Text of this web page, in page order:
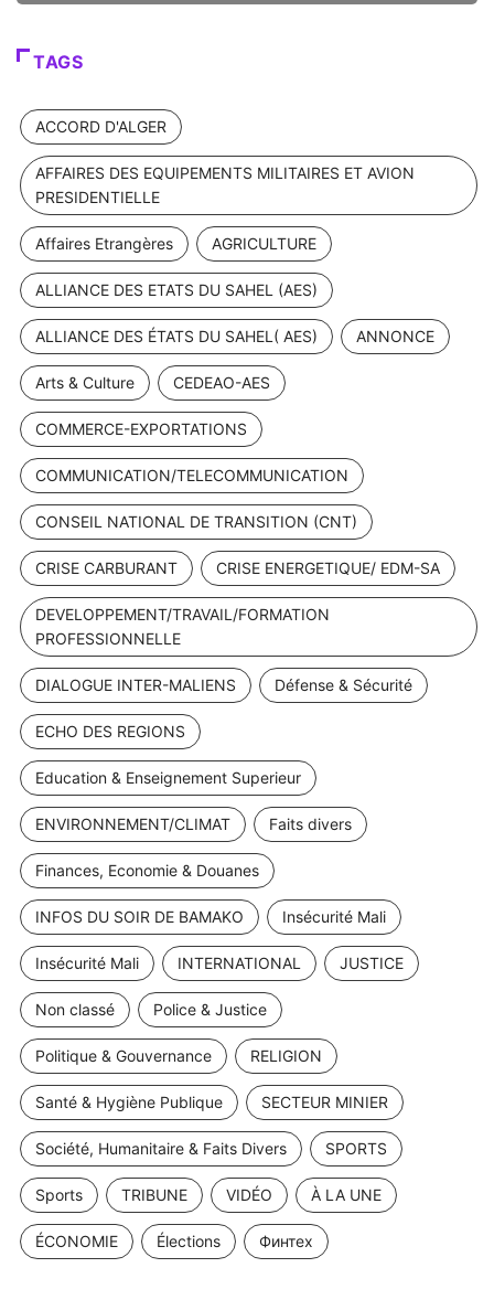
TAGS
ACCORD D'ALGER
AFFAIRES DES EQUIPEMENTS MILITAIRES ET AVION
PRESIDENTIELLE
Affaires Etrangères AGRICULTURE
ALLIANCE DES ETATS DU SAHEL (AES)
ALLIANCE DES ÉTATS DU SAHEL( AES) ANNONCE
Arts & Culture CEDEAO-AES
COMMERCE-EXPORTATIONS
COMMUNICATION/TELECOMMUNICATION
CONSEIL NATIONAL DE TRANSITION (CNT)
CRISE CARBURANT CRISE ENERGETIQUE/ EDM-SA
DEVELOPPEMENT/TRAVAIL/FORMATION
PROFESSIONNELLE
DIALOGUE INTER-MALIENS Défense & Sécurité
ECHO DES REGIONS
Education & Enseignement Superieur
ENVIRONNEMENT/CLIMAT Faits divers
Finances, Economie & Douanes
INFOS DU SOIR DE BAMAKO Insécurité Mali
Insécurité Mali INTERNATIONAL JUSTICE
Non classé Police & Justice
Politique & Gouvernance RELIGION
Santé & Hygiène Publique SECTEUR MINIER
Société, Humanitaire & Faits Divers SPORTS
Sports TRIBUNE VIDÉO À LA UNE
ÉCONOMIE Élections Финтех